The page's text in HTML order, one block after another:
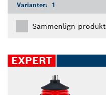
Varianter: 1
Sammenlign produkt
EXPERT